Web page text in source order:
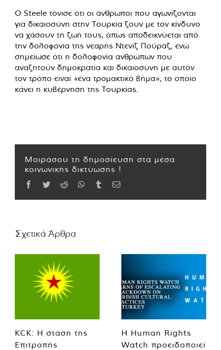
Ο Steele τόνισε ότι οι άνθρωποι που αγωνίζονται
για δικαιοσύνη στην Τουρκία ζουν με τον κίνδυνο
να χάσουν τη ζωή τους, όπως αποδεικνύεται από
την δολοφονία της νεαρής Ντενίζ Ποϋράζ, ενώ
σημείωσε ότι η δολοφονία ανθρώπων που
αναζητούν δημοκρατία και δικαιοσύνη με αυτόν
τον τρόπο είναι «ένα τρομακτικό βήμα», το οποίο
κάνει η κυβέρνηση της Τουρκίας.
Μοιράσου τη δημοσίευση στα μέσα
κοινωνικής δικτύωσης !
Facebook
TwitterReddit WhatsApp
TumblrEmail
Σχετικά Άρθρα
KCK: Η στάση της
Επιτροπής
Η Human Rights
Watch προειδοποιεί